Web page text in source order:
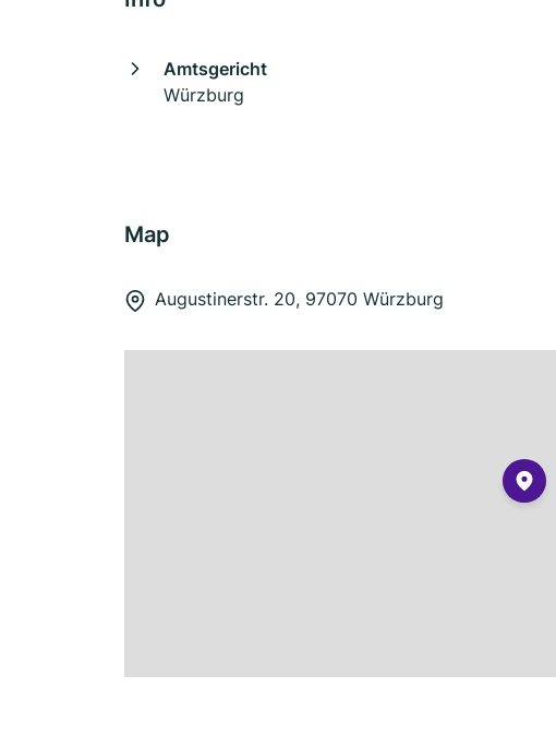
Amtsgericht
Würzburg
Map
Augustinerstr. 20, 97070 Würzburg